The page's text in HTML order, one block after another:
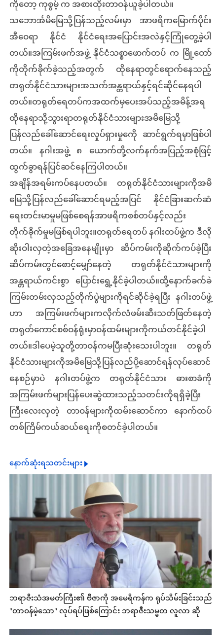
ကိုတော့ ကုစွမ့် က အစားထိုးတာဝန်ယူခဲ့ပါတယ်။
သဘောင်္အမိမြေသို့ပြန်သည့်လမ်းမှာ အာဖရိကမြောက်ပိုင်း
အီဝေရာ နိုင်ငံ နိုင်ငံရေးအပြောင်းအလဲနှင့်ကြုံတွေ့ခဲ့ပါ
တယ်။အကြမ်းဖက်အဖွဲ့ နိုင်ငံသစ္စာဖောက်တပ် က မြို့တော်
ကိုတိုက်ခိုက်ခဲ့သည့်အတွက် ထိုနေရာတွင်ရောက်နေသည့်
တရုတ်နိုင်ငံသားများအသက်အန္တရာယ်နှင့်ရင်ဆိုင်နေရပါ
တယ်။တရုတ်ရေတပ်ကအထက်မှပေးအပ်သည့်အမိန့်အရ
ထိုနေရာသို့သွားရာတရုတ်နိုင်ငံသားများအမိမြေသို့
ပြန်လည်ခေါ်ဆောင်ရေးလှုပ်ရှားမှုကေို ဆာင်ရွက်ရမှာဖြစ်ပါ
တယ်။ နဂါးအဖွဲ့ ၈ ယောက်တို့လက်နက်အပြည့်အစုံဖြင့်
ထွက်ခွာရန်ပြင်ဆင်နေကြပါတယ်။
အချိန်အရမ်းကပ်နေပတယ်။ တရုတ်နိုင်ငံသားများကိုအမိ
မြေသို့ပြန်လည်ခေါ်ဆောင်ရမည့်အပြင် နိုင်ငံခြားဆက်ဆံ
ရေးတင်းမာမှုမဖြစ်စေရန်အာဖရိကစစ်တပ်နှင့်လည်း
တိုက်ခိုက်မှုမဖြစ်ရပါဘူး။တရုတ်ရေတပ် နဂါးတပ်ဖွဲ့က ဒီလို
ဆိုးဝါးလှတဲ့အခြေအနေမျိုးမှာ ဆိပ်ကမ်းကိုဆိုက်ကပ်ခဲ့ပြီး
ဆိပ်ကမ်းတွင်စောင့်မျှော်နေတဲ့ တရုတ်နိုင်ငံသားများကို
အန္တရာယ်ကင်းစွာ ပြောင်းရွေ့နိုင်ခဲ့ပါတယ်။ထို့နောက်ခက်ခဲ
ကြမ်းတမ်းလှသည့်တိုက်ပွဲများကိုရင်ဆိုင်ခဲ့ရပြီး နဂါးတပ်ဖွဲ့
ဟာ အကြမ်းဖက်များကလိုက်လံဖမ်းဆီးသတ်ဖြတ်နေတဲ့
တရုတ်ကောင်စစ်ဝန်ရုံးမှာဝန်ထမ်းများကိုကယ်တင်နိုင်ခဲ့ပါ
တယ်။ဒါပေမဲ့သူတို့တာဝန်ကမပြီးဆုံးသေးပါဘူး။ တရုတ်
နိုင်ငံသားများကိုအမိမြေသို့ပြန်လည်ပို့ဆောင်ရန်လုပ်ဆောင်
နေစဉ်မှာပဲ နဂါးတပ်ဖွဲ့က တရုတ်နိုင်ငံသား ဓားစာခံကို
အကြမ်းဖက်များပြန်ပေးဆွဲထားသည့်သတင်းကိုရရှိခဲ့ပြီး
ကြီးလေးလှတဲ့ တာဝန်များကိုထမ်းဆောင်ကာ နောက်ထပ်
တစ်ကြိမ်ကယ်ဆယ်ရေးကိုစတင်ခဲ့ပါတယ်။
နောက်ဆုံးရသတင်းများ
ဘရာဇီးသံအမတ်ကြီး၏ ဗီဇာကို အမေရိကန်က ရုပ်သိမ်းခြင်းသည်
"တာဝန်မဲ့သော" လုပ်ရပ်ဖြစ်ကြောင်း ဘရာဇီးသမ္မတ လူလာ ဆို